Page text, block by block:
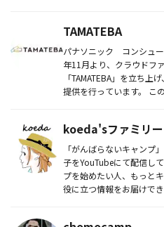
TAMATEBA
パナソニック コンシュ
年11月より、クラウドフ
「TAMATEBA」を立ち
提供を行っています。 こ
koeda'sファミリ
「がんばらないキャンプ
子をYouTubeにて配信し
プを始めたい人、もっと
役に立つ情報をお届けで